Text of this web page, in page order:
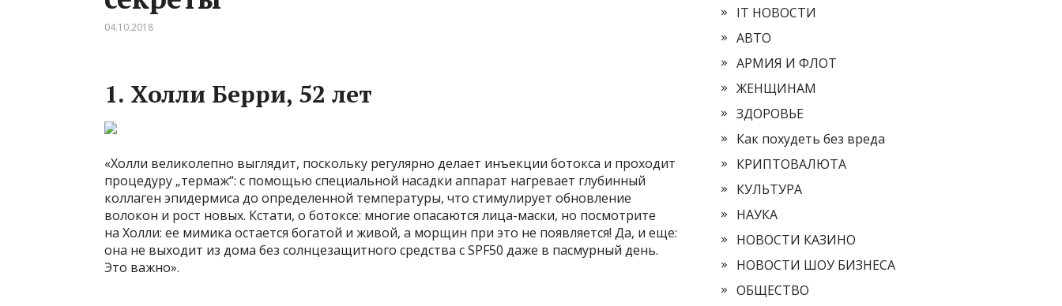
04.10.2018
1. Холли Берри, 52 лет
«Холли великолепно выглядит, поскольку регулярно делает инъекции ботокса и проходит
процедуру „термаж“: с помощью специальной насадки аппарат нагревает глубинный
коллаген эпидермиса до определенной температуры, что стимулирует обновление
волокон и рост новых. Кстати, о ботоксе: многие опасаются лица-маски, но посмотрите
на Холли: ее мимика остается богатой и живой, а морщин при это не появляется! Да, и еще:
она не выходит из дома без солнцезащитного средства с SPF50 даже в пасмурный день.
Это важно».
IT НОВОСТИ
АВТО
АРМИЯ И ФЛОТ
ЖЕНЩИНАМ
ЗДОРОВЬЕ
Как похудеть без вреда
КРИПТОВАЛЮТА
КУЛЬТУРА
НАУКА
НОВОСТИ КАЗИНО
НОВОСТИ ШОУ БИЗНЕСА
ОБЩЕСТВО